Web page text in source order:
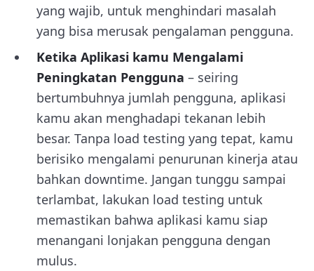
yang wajib, untuk menghindari masalah
yang bisa merusak pengalaman pengguna.
Ketika Aplikasi kamu Mengalami
Peningkatan Pengguna – seiring
bertumbuhnya jumlah pengguna, aplikasi
kamu akan menghadapi tekanan lebih
besar. Tanpa load testing yang tepat, kamu
berisiko mengalami penurunan kinerja atau
bahkan downtime. Jangan tunggu sampai
terlambat, lakukan load testing untuk
memastikan bahwa aplikasi kamu siap
menangani lonjakan pengguna dengan
mulus.